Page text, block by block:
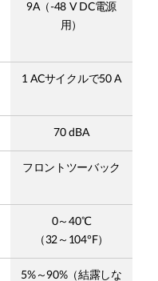
9A（-48 V DC電源
用）
1 ACサイクルで50 A
70 dBA
フロントツーバック
0～40℃
（32～104°F）
5%～90%（結露しな